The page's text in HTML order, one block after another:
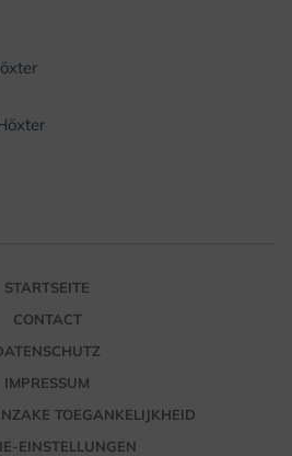
STARTSEITE
CONTACT
IMPRESSUM
TOEGANKELIJKHEID
EINSTELLUNGEN